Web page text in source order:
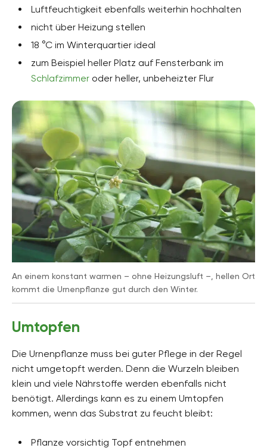
Luftfeuchtigkeit ebenfalls weiterhin hochhalten
nicht über Heizung stellen
18 °C im Winterquartier ideal
zum Beispiel heller Platz auf Fensterbank im
Schlafzimmer oder heller, unbeheizter Flur
An einem konstant warmen – ohne Heizungsluft – , hellen Ort
kommt die Urnenpflanze gut durch den Winter.
Umtopfen
Die Urnenpflanze muss bei guter Pflege in der Regel
nicht umgetopft werden. Denn die Wurzeln bleiben
klein und viele Nährstoffe werden ebenfalls nicht
benötigt. Allerdings kann es zu einem Umtopfen
kommen, wenn das Substrat zu feucht bleibt:
Pflanze vorsichtig Topf entnehmen